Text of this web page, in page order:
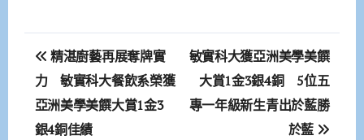
文
章
導
精湛廚藝再展奪牌實
力 敏實科大餐飲系榮獲
亞洲美學美饌大賞1金3
銀4銅佳績
敏實科大獲亞洲美學美饌
大賞1金3銀4銅 5位五
專一年級新生青出於藍勝
於藍